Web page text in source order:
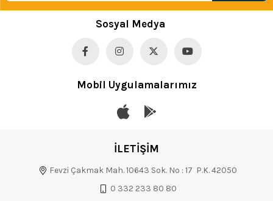
Sosyal Medya
Mobil Uygulamalarımız
İLETİŞİM
Fevzi Çakmak Mah. 10643 Sok. No : 17 P.K. 42050
0 332 233 80 80